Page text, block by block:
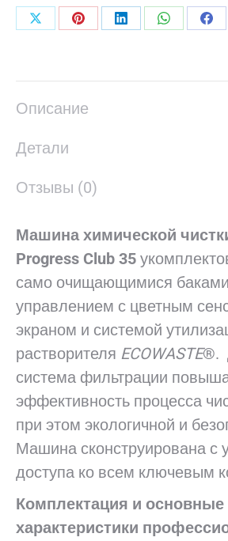
ПоделитьсяПоделитьсяПоделитьсяПоделиться
Описание
Детали
Отзывы (0)
Машина химической
Progress Club 35
само очищающимися
управлением с цветным
экраном и системой
растворителя ECOWASTE®.
система фильтрации
эффективность процесса
при этом экологичной и
Машина сконструирована с
доступа ко всем ключевым
Комплектация и основные
характеристики